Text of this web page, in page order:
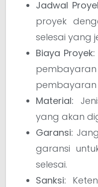
Jadwal
proyek
selesai yang
Biaya Proyek:
pembayaran
Material:
yang akan
Garansi:
garansi
selesai.
Sanksi: